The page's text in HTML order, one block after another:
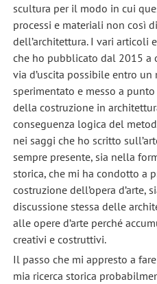
scultura per il modo in cui
processi e materiali non così
dell’architettura. I vari articoli
che ho pubblicato dal 2015 a
via d’uscita possibile entro
sperimentato e messo a
della costruzione in
conseguenza logica del
nei saggi che ho scritto
sempre presente, sia nella
storica, che mi ha condotto a
costruzione dell’opera d’arte,
discussione stessa delle
alle opere d’arte perché
creativi e costruttivi.
Il passo che mi appresto a
mia ricerca storica